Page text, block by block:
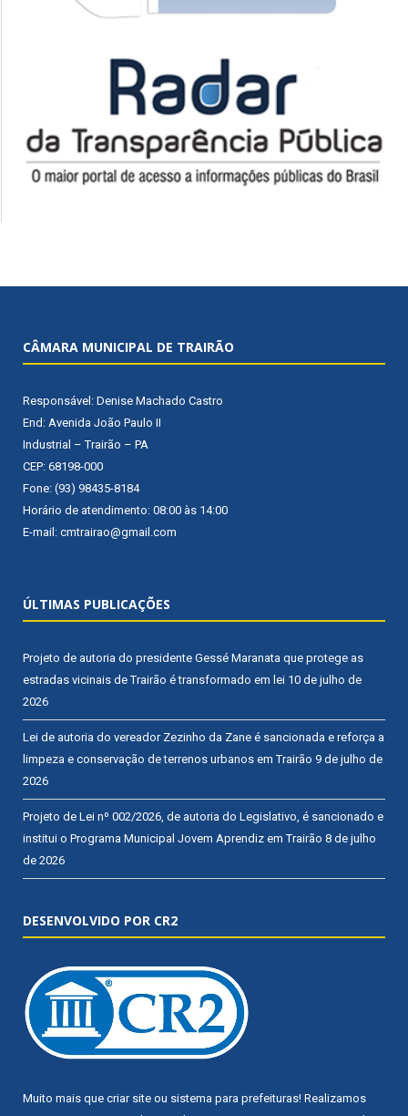
CÂMARA MUNICIPAL DE TRAIRÃO
Responsável: Denise Machado Castro
End: Avenida João Paulo II
Industrial – Trairão – PA
CEP: 68198-000
Fone: (93) 98435-8184
Horário de atendimento: 08:00 às 14:00
E-mail: cmtrairao@gmail.com
ÚLTIMAS PUBLICAÇÕES
Projeto de autoria do presidente Gessé Maranata que protege as
estradas vicinais de Trairão é transformado em lei 10 de julho de
2026
Lei de autoria do vereador Zezinho da Zane é sancionada e reforça a
limpeza e conservação de terrenos urbanos em Trairão 9 de julho de
2026
Projeto de Lei nº 002/2026, de autoria do Legislativo, é sancionado e
institui o Programa Municipal Jovem Aprendiz em Trairão 8 de julho
de 2026
DESENVOLVIDO POR CR2
Muito mais que criar site ou sistema para prefeituras! Realizamos